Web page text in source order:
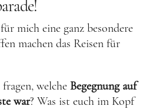
mich eine ganz besondere
machen das Reisen für
welche Begegnung auf
war? Was ist euch im Kopf